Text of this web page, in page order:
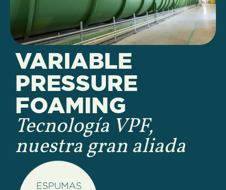
VARIABLE
PRESSURE
FOAMING
Tecnología VPF,
nuestra gran aliada